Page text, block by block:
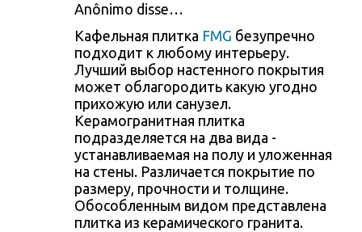
Anônimo disse…
Кафельная плитка FMG безупречно
подходит к любому интерьеру.
Лучший выбор настенного покрытия
может облагородить какую угодно
прихожую или санузел.
Керамогранитная плитка
подразделяется на два вида -
устанавливаемая на полу и уложенная
на стены. Различается покрытие по
размеру, прочности и толщине.
Обособленным видом представлена
плитка из керамического гранита.